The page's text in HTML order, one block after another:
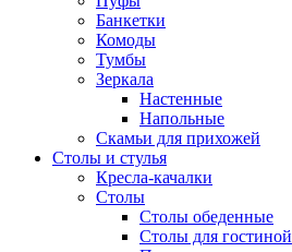
Банкетки
Комоды
Тумбы
Зеркала
Настенные
Напольные
Скамьи для прихожей
Столы и стулья
Кресла-качалки
Столы
Столы обеденные
Столы для гостиной